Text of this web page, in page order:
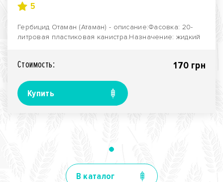
5
Гербицид Отаман (Атаман) - описание:Фасовка: 20-
литровая пластиковая канистра.Назначение: жидкий
Стоимость: 170 грн
Купить
В каталог